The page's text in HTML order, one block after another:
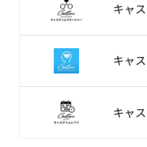
キャ
キャ
キャ